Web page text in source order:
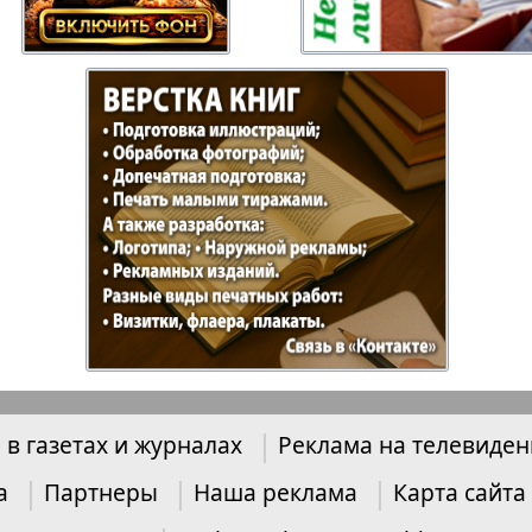
Отдыхай-Купи-
продай
Пражский
телеграф
экспресс
Районка-Nord-Ost-
Bremen
Рейнская газета
Русская Мысль
Русская
газетах и журналах Реклама на
Партнеры Наша реклама Карта сайта